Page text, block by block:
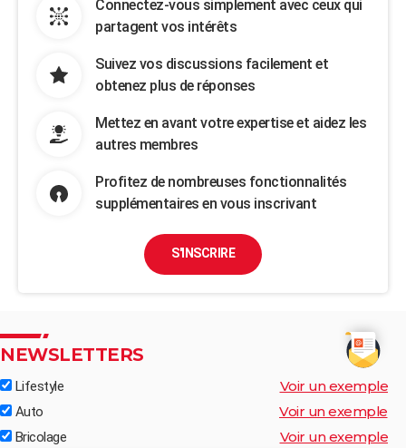
Connectez-vous simplement avec ceux qui
partagent vos intérêts
Suivez vos discussions facilement et
obtenez plus de réponses
Mettez en avant votre expertise et aidez les
autres membres
Profitez de nombreuses fonctionnalités
supplémentaires en vous inscrivant
S'INSCRIRE
NEWSLETTERS
Lifestyle Voir un exemple
Auto Voir un exemple
Bricolage Voir un exemple